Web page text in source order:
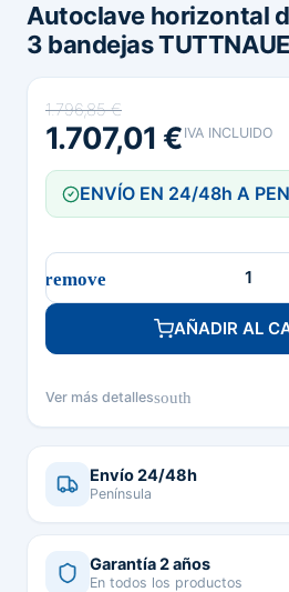
Autoclave horizontal
3 bandejas
1.796,85 €
1.707,01 € IVA INCLUIDO
ENVÍO EN 24/48h A
AÑADIR AL
Ver más detallessouth
Envío 24/48h
Península
Garantía 2 años
En todos los productos